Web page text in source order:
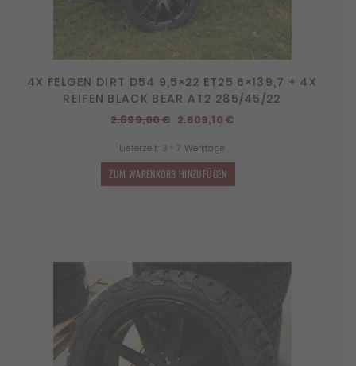
4X FELGEN DIRT D54 9,5×22 ET25 6×139,7 + 4X
REIFEN BLACK BEAR AT2 285/45/22
2.899,00€ Ursprünglicher
war:
2.899,00 €
2.609,10 €Aktueller
Lieferzeit: 3 - 7 Werktage
ZUM WARENKORB HINZUFÜGEN